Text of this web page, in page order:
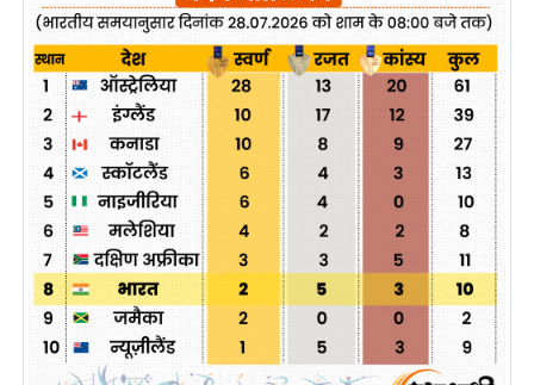
ला
इ
फ
स्टा
क्नॉ
लॉ
जी
ब्यू